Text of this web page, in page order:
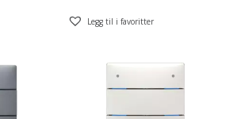
Legg til i favoritter